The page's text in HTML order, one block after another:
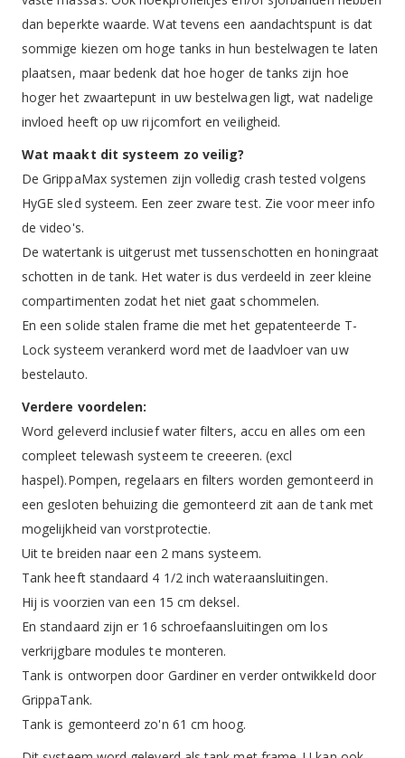
dan beperkte waarde. Wat tevens een aandachtspunt is dat
sommige kiezen om hoge tanks in hun bestelwagen te laten
plaatsen, maar bedenk dat hoe hoger de tanks zijn hoe
hoger het zwaartepunt in uw bestelwagen ligt, wat nadelige
invloed heeft op uw rijcomfort en veiligheid.
Wat maakt dit systeem zo veilig?
De GrippaMax systemen zijn volledig crash tested volgens
HyGE sled systeem. Een zeer zware test. Zie voor meer info
de video's.
De watertank is uitgerust met tussenschotten en honingraat
schotten in de tank. Het water is dus verdeeld in zeer kleine
compartimenten zodat het niet gaat schommelen.
En een solide stalen frame die met het gepatenteerde T-
Lock systeem verankerd word met de laadvloer van uw
bestelauto.
Verdere voordelen:
Word geleverd inclusief water filters, accu en alles om een
compleet telewash systeem te creeeren. (excl
haspel).Pompen, regelaars en filters worden gemonteerd in
een gesloten behuizing die gemonteerd zit aan de tank met
mogelijkheid van vorstprotectie.
Uit te breiden naar een 2 mans systeem.
Tank heeft standaard 4 1/2 inch wateraansluitingen.
Hij is voorzien van een 15 cm deksel.
En standaard zijn er 16 schroefaansluitingen om los
verkrijgbare modules te monteren.
Tank is ontworpen door Gardiner en verder ontwikkeld door
GrippaTank.
Tank is gemonteerd zo'n 61 cm hoog.